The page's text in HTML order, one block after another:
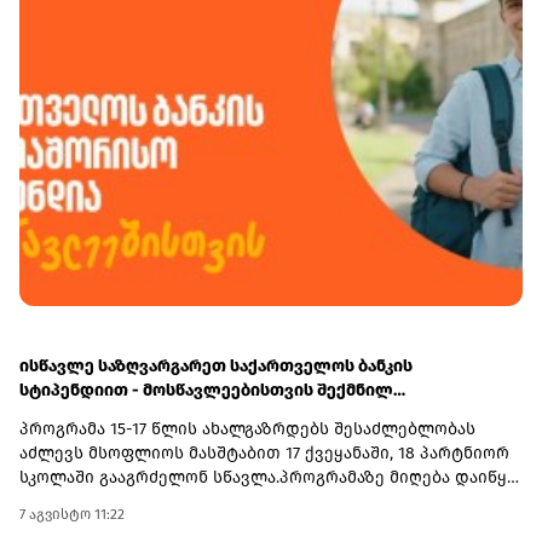
168-ე მუხლის პირველი ნაწილის შესაბამისად სანქციის
სახით ჯამში - 36 205 ლარით დაჯარიმდა.
ისწავლე საზღვარგარეთ საქართველოს ბანკის
სტიპენდიით - მოსწავლეებისთვის შექმნილ
პროგრამა 15-17 წლის ახალგაზრდებს შესაძლებლობას
აძლევს მსოფლიოს მასშტაბით 17 ქვეყანაში, 18 პარტნიორ
სკოლაში გააგრძელონ სწავლა.პროგრამაზე მიღება დაიწყო
ეწვიეთ ვებგვერდს. ინფორმაციისთვის, გაერთიანებული
7 აგვისტო 11:22